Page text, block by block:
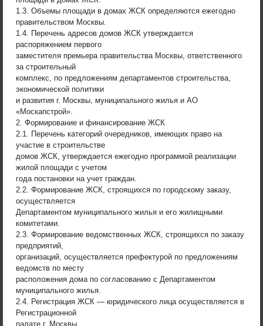
1.3. Объемы площади в домах ЖСК определяются ежегодно
правительством Москвы.
1.4. Перечень адресов домов ЖСК утверждается
распоряжением первого
заместителя премьера правительства Москвы, ответственного
за строительный
комплекс, по предложениям департаментов строительства,
экономической политики
и развития г. Москвы, муниципального жилья и АО
«Москапстрой».
2. Формирование и финансирование ЖСК
2.1. Перечень категорий очередников, имеющих право на
участие в строительстве
домов ЖСК, утверждается ежегодно программой реализации
жилой площади с учетом
года постановки на учет граждан.
2.2. Формирование ЖСК, строящихся по городскому заказу,
осуществляется
Департаментом муниципального жилья и его жилищными
комитетами.
2.3. Формирование ведомственных ЖСК, строящихся по заказу
предприятий,
организаций, осуществляется префектурой по предложениям
ведомств по месту
расположения дома по согласованию с Департаментом
муниципального жилья.
2.4. Регистрация ЖСК — юридического лица осуществляется в
Регистрационной
палате г. Москвы.